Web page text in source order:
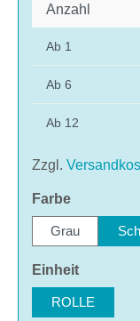
Anzahl
Ab 1
Ab 6
Ab 12
Zzgl.
Farbeauswählen
Grau
Einheit
ROLLE